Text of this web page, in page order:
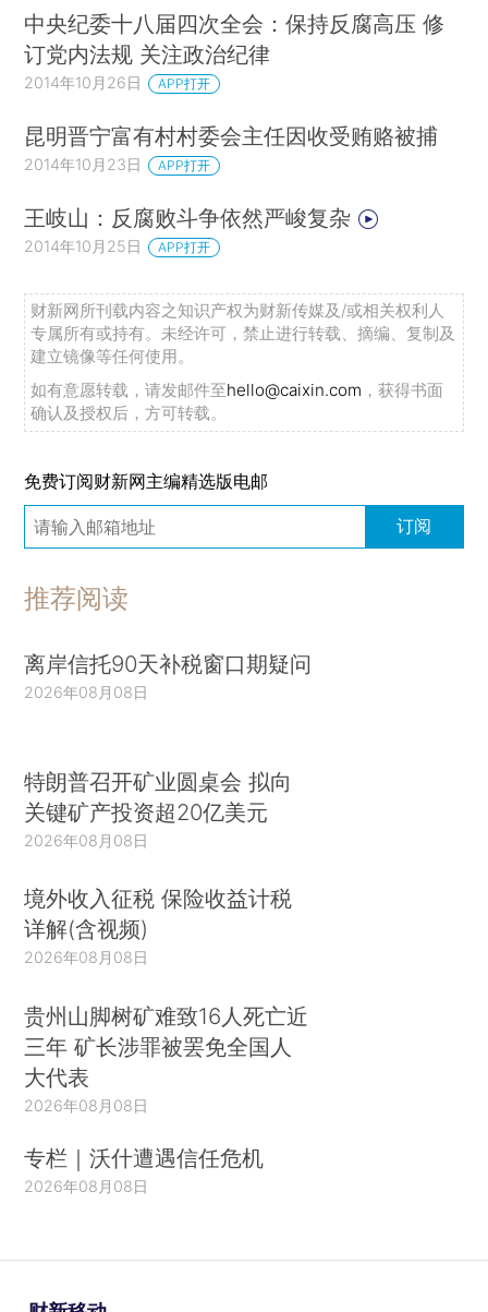
中央纪委十八届四次全会：保持反腐高压 修
订党内法规 关注政治纪律
2014年10月26日 APP打开
昆明晋宁富有村村委会主任因收受贿赂被捕
2014年10月23日 APP打开
王岐山：反腐败斗争依然严峻复杂
2014年10月25日 APP打开
财新网所刊载内容之知识产权为财新传媒及/或相关权利人
专属所有或持有。未经许可，禁止进行转载、摘编、复制及
建立镜像等任何使用。
如有意愿转载，请发邮件至hello@caixin.com ，获得书面
确认及授权后，方可转载。
免费订阅财新网主编精选版电邮
订阅
推荐阅读
离岸信托90天补税窗口期疑问
2026年08月08日
特朗普召开矿业圆桌会 拟向
关键矿产投资超20亿美元
2026年08月08日
境外收入征税 保险收益计税
详解(含视频)
2026年08月08日
贵州山脚树矿难致16人死亡近
三年 矿长涉罪被罢免全国人
大代表
2026年08月08日
专栏｜沃什遭遇信任危机
2026年08月08日